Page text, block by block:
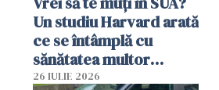
Un studiu Harvard arată
ce se întâmplă cu
sănătatea multor
imigranți
26 IULIE 2026